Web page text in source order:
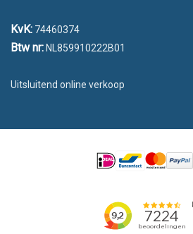
KvK: 74460374
Btw nr: NL859910222B01
Uitsluitend online verkoop